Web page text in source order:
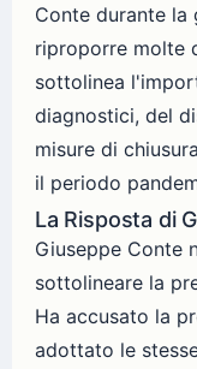
Conte durante la
riproporre molte
sottolinea
diagnostici, del
misure di
il periodo
La Risposta di
Giuseppe Conte
sottolineare la
Ha accusato la
adottato le